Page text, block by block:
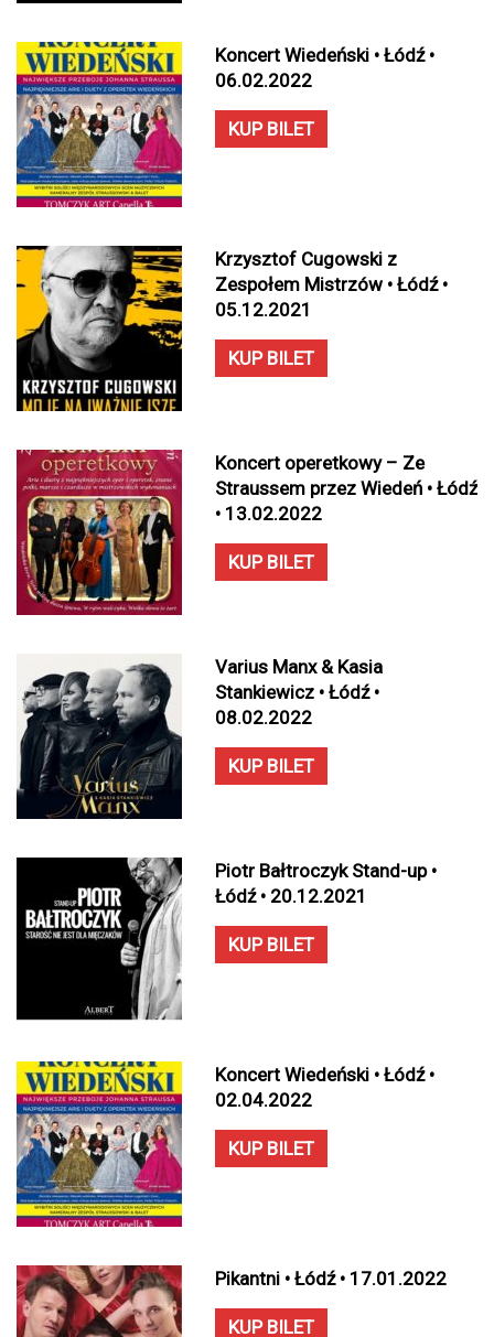
Koncert Wiedeński • Łódź •
06.02.2022
KUP BILET
Krzysztof Cugowski z
Zespołem Mistrzów • Łódź •
05.12.2021
KUP BILET
Koncert operetkowy – Ze
Straussem przez Wiedeń • Łódź
• 13.02.2022
KUP BILET
Varius Manx & Kasia
Stankiewicz • Łódź •
08.02.2022
KUP BILET
Piotr Bałtroczyk Stand-up •
Łódź • 20.12.2021
KUP BILET
Koncert Wiedeński • Łódź •
02.04.2022
KUP BILET
Pikantni • Łódź • 17.01.2022
KUP BILET